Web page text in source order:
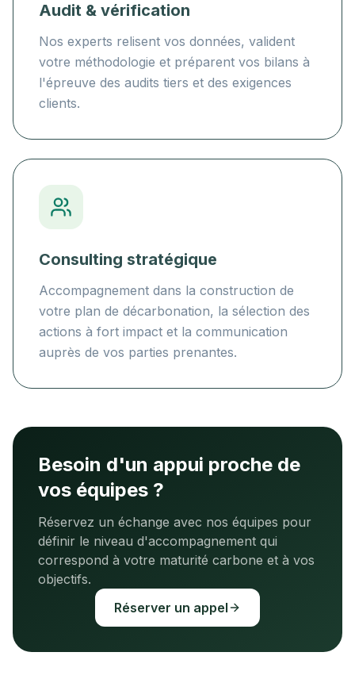
Audit & vérification
Nos experts relisent vos données, valident
votre méthodologie et préparent vos bilans à
l'épreuve des audits tiers et des exigences
clients.
Consulting stratégique
Accompagnement dans la construction de
votre plan de décarbonation, la sélection des
actions à fort impact et la communication
auprès de vos parties prenantes.
Besoin d'un appui proche de
vos équipes ?
Réservez un échange avec nos équipes pour
définir le niveau d'accompagnement qui
correspond à votre maturité carbone et à vos
objectifs.
Réserver un appel